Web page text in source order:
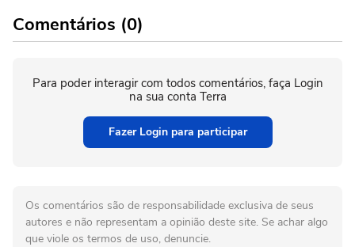
Comentários (0)
Para poder interagir com todos comentários, faça Login
na sua conta Terra
Fazer Login para participar
Os comentários são de responsabilidade exclusiva de seus
autores e não representam a opinião deste site. Se achar algo
que viole os termos de uso, denuncie.